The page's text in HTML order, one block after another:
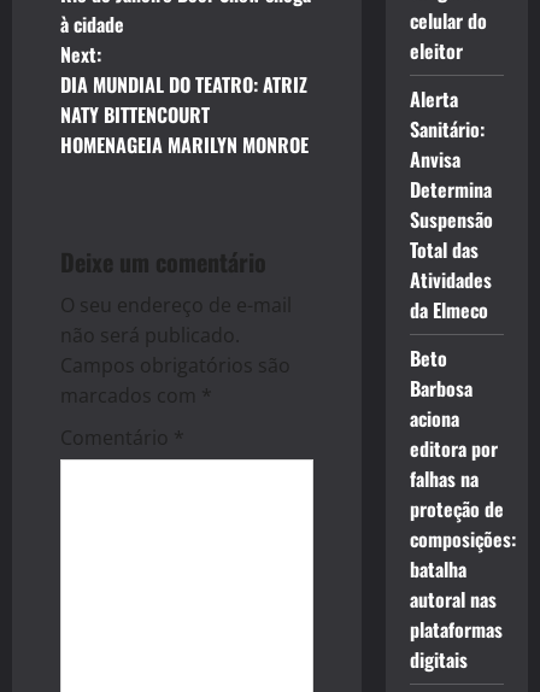
o
s
t
v
i
g
a
t
à cidade
Next:
DIA MUNDIAL DO TEATRO: ATRIZ
NATY BITTENCOURT
HOMENAGEIA MARILYN MONROE
Deixe um comentário
O seu endereço de e-mail
não será publicado.
Campos obrigatórios são
marcados com *
Comentário *
celular do
eleitor
Alerta
Sanitário:
Anvisa
Determina
Suspensão
Total das
Atividades
da Elmeco
Beto
Barbosa
aciona
editora por
falhas na
proteção de
composições:
batalha
autoral nas
plataformas
digitais